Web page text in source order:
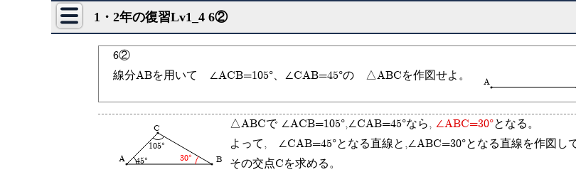
1・2年の復習Lv1_4 6②
6②
線分ABを用いて ∠ACB=105°、∠CAB=45°の △ABCを作図せよ。
A
A B
C
45°
105°
30°
△ABCで ∠ACB=105°,∠CAB=45°なら, ∠ABC=30°となる。
よって, ∠CAB=45°となる直線と,∠ABC=30°となる直線を作図して
その交点Cを求める。